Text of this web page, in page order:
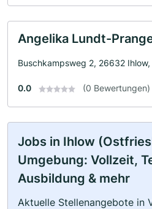
Angelika Lundt-
Buschkampsweg 2, 26632
0.0 (0 Bewertungen)
Jobs in Ihlow
Umgebung: Vollzeit,
Ausbildung & mehr
Aktuelle Stellenangebote in